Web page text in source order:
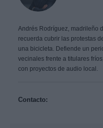
Andrés Rodríguez, madrileño
recuerda cubrir las protestas
una bicicleta. Defiende un
vecinales frente a titulares
con proyectos de audio local.
Contacto: